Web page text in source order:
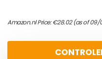
Amazon.nl Price:€28.02(as of 09/